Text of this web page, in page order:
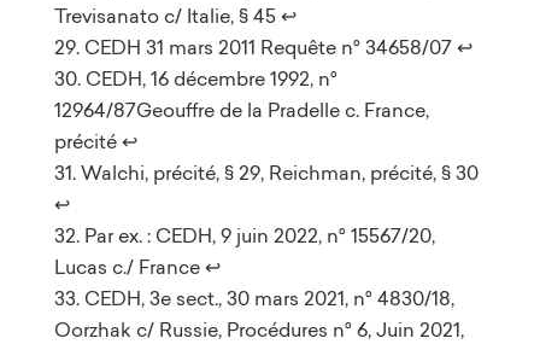
Trevisanato c/ Italie, § 45 ↩︎
CEDH 31 mars 2011 Requête n° 34658/07 ↩︎
CEDH, 16 décembre 1992, n°
12964/87Geouffre de la Pradelle c. France,
précité ↩︎
Walchi, précité, § 29, Reichman, précité, § 30
↩︎
Par ex. : CEDH, 9 juin 2022, n° 15567/20,
Lucas c./ France ↩︎
CEDH, 3e sect., 30 mars 2021, n° 4830/18,
Oorzhak c/ Russie, Procédures n° 6, Juin 2021,